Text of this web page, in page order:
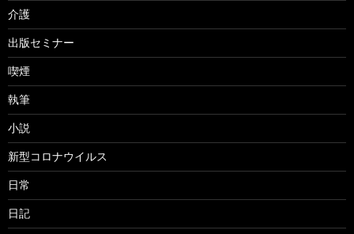
介護
出版セミナー
喫煙
執筆
小説
新型コロナウイルス
日常
日記